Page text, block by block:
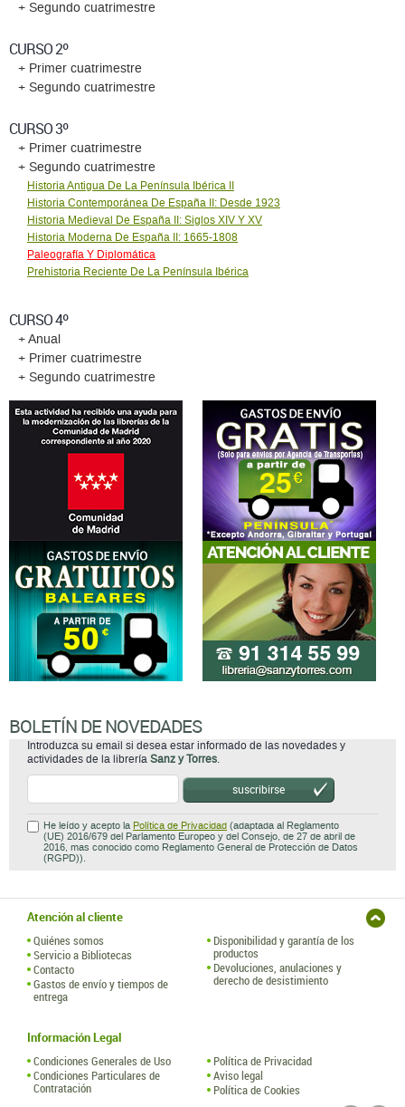
+ Segundo cuatrimestre
CURSO 2º
+ Primer cuatrimestre
+ Segundo cuatrimestre
CURSO 3º
+ Primer cuatrimestre
+ Segundo cuatrimestre
Historia Antigua De La Península Ibérica II
Historia Contemporánea De España II: Desde 1923
Historia Medieval De España II: Siglos XIV Y XV
Historia Moderna De España II: 1665-1808
Paleografía Y Diplomática
Prehistoria Reciente De La Península Ibérica
CURSO 4º
+ Anual
+ Primer cuatrimestre
+ Segundo cuatrimestre
BOLETÍN DE NOVEDADES
Introduzca su email si desea estar informado de las novedades y
actividades de la librería Sanz y Torres.
suscribirse
He leído y acepto la Política de Privacidad (adaptada al Reglamento
(UE) 2016/679 del Parlamento Europeo y del Consejo, de 27 de abril de
2016, mas conocido como Reglamento General de Protección de Datos
(RGPD)).
Atención al cliente
Quiénes somos
Servicio a Bibliotecas
Contacto
Gastos de envío y tiempos de
entrega
Disponibilidad y garantía de los
productos
Devoluciones, anulaciones y
derecho de desistimiento
Información Legal
Condiciones Generales de Uso
Condiciones Particulares de
Contratación
Política de Privacidad
Aviso legal
Política de Cookies